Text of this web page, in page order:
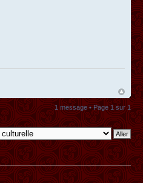
1 message • Page1sur1